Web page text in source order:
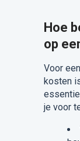
Hoe
op
Voor
kosten
je voor